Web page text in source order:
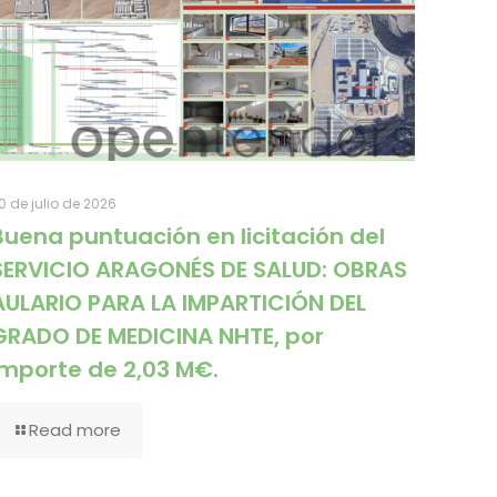
de julio de 2026
puntuación en licitación del
ARAGONÉS DE SALUD: OBRAS
PARA LA IMPARTICIÓN DEL
DE MEDICINA NHTE, por
de 2,03 M€.
Read more